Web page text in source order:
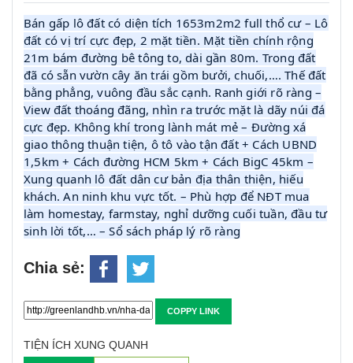
Bán gấp lô đất có diện tích 1653m2m2 full thổ cư – Lô
đất có vị trí cực đẹp, 2 mặt tiền. Mặt tiền chính rộng
21m bám đường bê tông to, dài gần 80m. Trong đất
đã có sẵn vườn cây ăn trái gồm bưởi, chuối,…. Thế đất
bằng phẳng, vuông đầu sắc cạnh. Ranh giới rõ ràng –
View đất thoáng đãng, nhìn ra trước mặt là dãy núi đá
cực đẹp. Không khí trong lành mát mẻ – Đường xá
giao thông thuận tiện, ô tô vào tận đất + Cách UBND
1,5km + Cách đường HCM 5km + Cách BigC 45km –
Xung quanh lô đất dân cư bản địa thân thiện, hiếu
khách. An ninh khu vực tốt. – Phù hợp để NĐT mua
làm homestay, farmstay, nghỉ dưỡng cuối tuần, đầu tư
sinh lời tốt,… – Sổ sách pháp lý rõ ràng
Chia sẻ:
COPPY LINK
TIỆN ÍCH XUNG QUANH